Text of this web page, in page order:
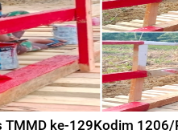
TMMD ke-129Kodim 1206/